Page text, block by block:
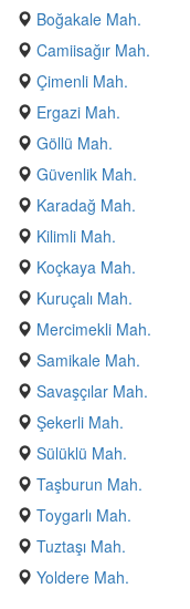
Boğakale Mah.
Camiisağır Mah.
Çimenli Mah.
Ergazi Mah.
Göllü Mah.
Güvenlik Mah.
Karadağ Mah.
Kilimli Mah.
Koçkaya Mah.
Kuruçalı Mah.
Mercimekli Mah.
Samikale Mah.
Savaşçılar Mah.
Şekerli Mah.
Sülüklü Mah.
Taşburun Mah.
Toygarlı Mah.
Tuztaşı Mah.
Yoldere Mah.